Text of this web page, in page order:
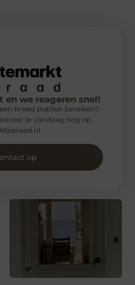
en we reageren snel!
breed publiek bereiken?
je vandaag nog op
op